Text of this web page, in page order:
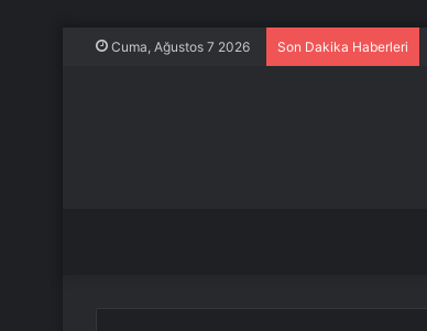
Cuma, Ağustos 7 2026 Son Dakika Haberleri